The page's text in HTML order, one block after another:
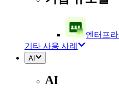
엔터프
기타 사용 사례
AI
AI